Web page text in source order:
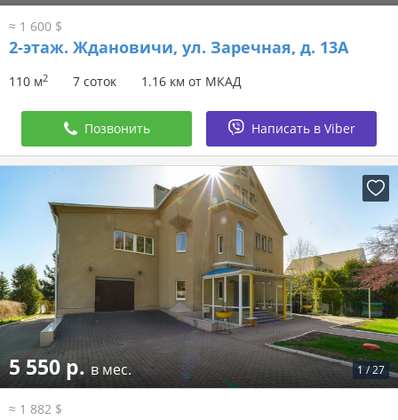
≈ 1 600 $
2-этаж. Ждановичи, ул. Заречная, д. 13А
110 м2 7 соток 1.16 км от МКАД
Позвонить Написать в Viber
1 /27
5 550 р.в мес.
≈ 1 882 $